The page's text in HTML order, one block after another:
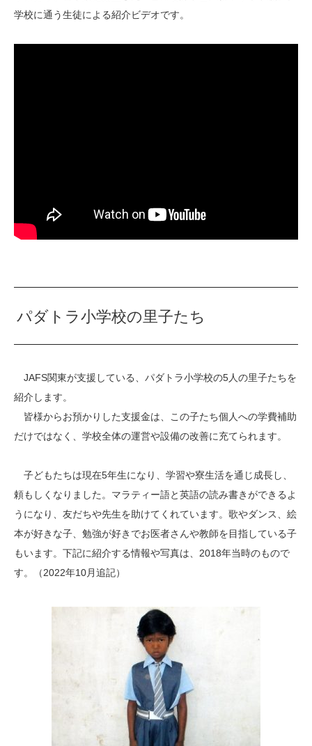
学校に通う生徒による紹介ビデオです。
パダトラ小学校の里子たち
JAFS関東が支援している、パダトラ小学校の5人の里子たちを
紹介します。
皆様からお預かりした支援金は、この子たち個人への学費補助
だけではなく、学校全体の運営や設備の改善に充てられます。
子どもたちは現在5年生になり、学習や寮生活を通じ成長し、
頼もしくなりました。マラティー語と英語の読み書きができるよ
うになり、友だちや先生を助けてくれています。歌やダンス、絵
本が好きな子、勉強が好きでお医者さんや教師を目指している子
もいます。下記に紹介する情報や写真は、2018年当時のもので
す。（2022年10月追記）